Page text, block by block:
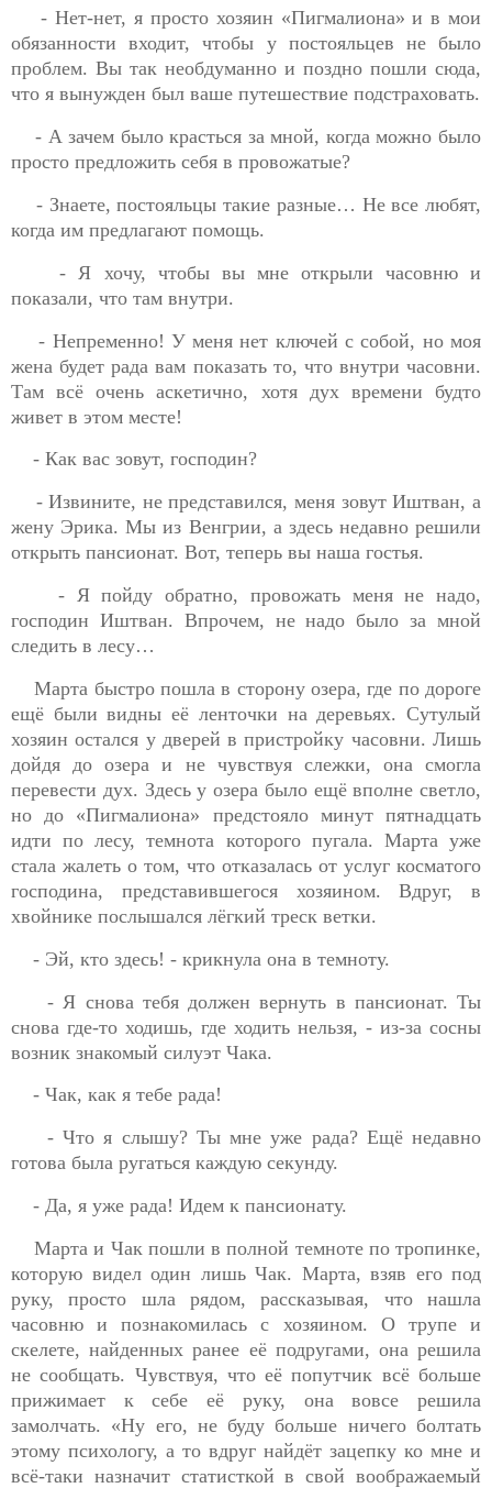
- Нет-нет, я просто хозяин «Пигмалиона» и в мои
обязанности входит, чтобы у постояльцев не было
проблем. Вы так необдуманно и поздно пошли сюда,
что я вынужден был ваше путешествие подстраховать.
- А зачем было красться за мной, когда можно было
просто предложить себя в провожатые?
- Знаете, постояльцы такие разные… Не все любят,
когда им предлагают помощь.
- Я хочу, чтобы вы мне открыли часовню и
показали, что там внутри.
- Непременно! У меня нет ключей с собой, но моя
жена будет рада вам показать то, что внутри часовни.
Там всё очень аскетично, хотя дух времени будто
живет в этом месте!
- Как вас зовут, господин?
- Извините, не представился, меня зовут Иштван, а
жену Эрика. Мы из Венгрии, а здесь недавно решили
открыть пансионат. Вот, теперь вы наша гостья.
- Я пойду обратно, провожать меня не надо,
господин Иштван. Впрочем, не надо было за мной
следить в лесу…
Марта быстро пошла в сторону озера, где по дороге
ещё были видны её ленточки на деревьях. Сутулый
хозяин остался у дверей в пристройку часовни. Лишь
дойдя до озера и не чувствуя слежки, она смогла
перевести дух. Здесь у озера было ещё вполне светло,
но до «Пигмалиона» предстояло минут пятнадцать
идти по лесу, темнота которого пугала. Марта уже
стала жалеть о том, что отказалась от услуг косматого
господина, представившегося хозяином. Вдруг, в
хвойнике послышался лёгкий треск ветки.
- Эй, кто здесь! - крикнула она в темноту.
- Я снова тебя должен вернуть в пансионат. Ты
снова где-то ходишь, где ходить нельзя, - из-за сосны
возник знакомый силуэт Чака.
- Чак, как я тебе рада!
- Что я слышу? Ты мне уже рада? Ещё недавно
готова была ругаться каждую секунду.
- Да, я уже рада! Идем к пансионату.
Марта и Чак пошли в полной темноте по тропинке,
которую видел один лишь Чак. Марта, взяв его под
руку, просто шла рядом, рассказывая, что нашла
часовню и познакомилась с хозяином. О трупе и
скелете, найденных ранее её подругами, она решила
не сообщать. Чувствуя, что её попутчик всё больше
прижимает к себе её руку, она вовсе решила
замолчать. «Ну его, не буду больше ничего болтать
этому психологу, а то вдруг найдёт зацепку ко мне и
всё-таки назначит статисткой в свой воображаемый